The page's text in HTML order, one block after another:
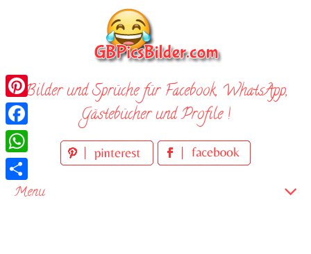
Bilder und Sprüche für Facebook, WhatsApp,
Gästebücher und Profile !
Menu
Pinterest
Facebook
WhatsApp
Teilen